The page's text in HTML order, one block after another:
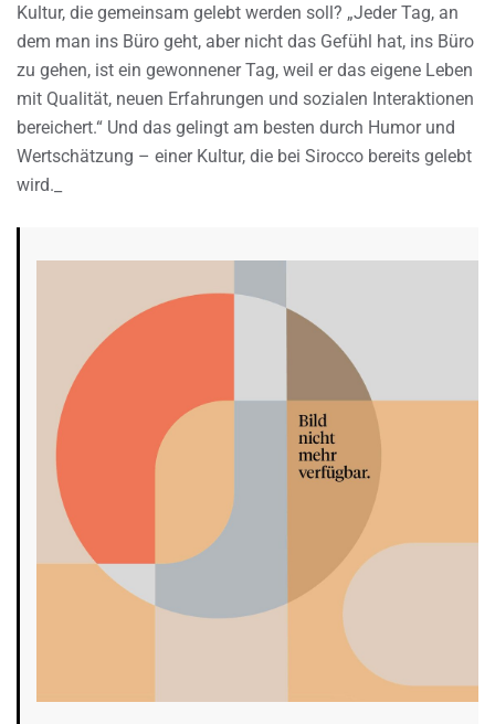
Kultur, die gemeinsam gelebt werden soll? „Jeder Tag, an
dem man ins Büro geht, aber nicht das Gefühl hat, ins Büro
zu gehen, ist ein gewonnener Tag, weil er das eigene Leben
mit Qualität, neuen Erfahrungen und sozialen Interaktionen
bereichert.“ Und das gelingt am besten durch Humor und
Wertschätzung – einer Kultur, die bei Sirocco bereits gelebt
wird._